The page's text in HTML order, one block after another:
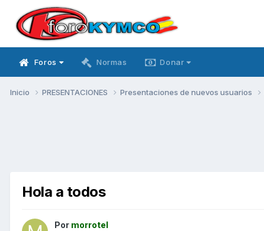
Foros Normas Donar
Inicio PRESENTACIONES Presentaciones de nuevos usuarios
Hola a todos
Por morrotel